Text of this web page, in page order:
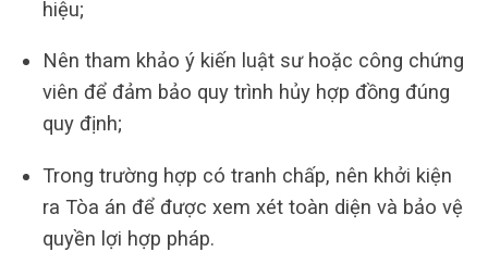
hiệu;
Nên tham khảo ý kiến luật sư hoặc công chứng
viên để đảm bảo quy trình hủy hợp đồng đúng
quy định;
Trong trường hợp có tranh chấp, nên khởi kiện
ra Tòa án để được xem xét toàn diện và bảo vệ
quyền lợi hợp pháp.